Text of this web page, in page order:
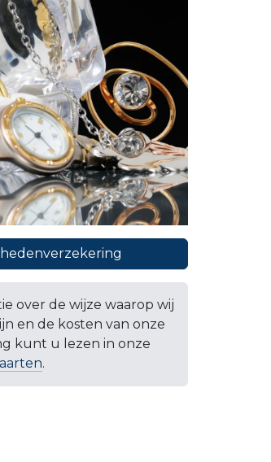
over de wijze waarop wij
en de kosten van onze
kunt u lezen in onze
.